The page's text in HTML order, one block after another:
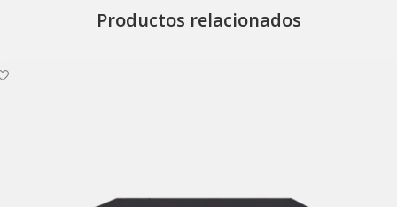
Productos relacionados